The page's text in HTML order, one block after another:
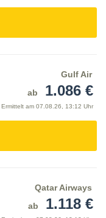
Gulf Air
ab
1.086 €
Ermittelt am 07.08.26, 13:12 Uhr
Qatar Airways
ab
1.118 €